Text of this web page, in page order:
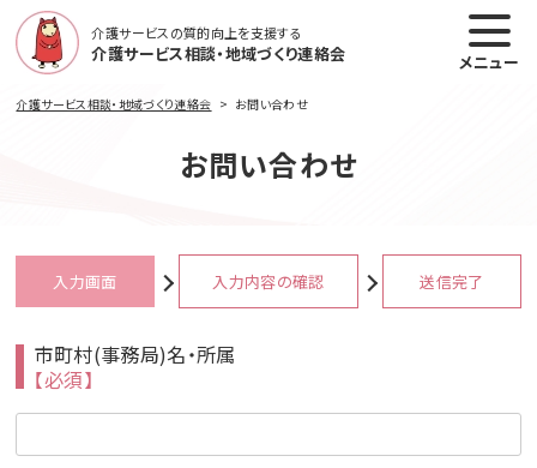
介護サービスの質的向上を支援する
介護サービス相談・地域づくり連絡会 メニュー
介護サービス相談・地域づくり連絡会 お問い合わせ
お問い合わせ
入力画面 入力内容の確認 送信完了
市町村(事務局)名・所属
【必須】